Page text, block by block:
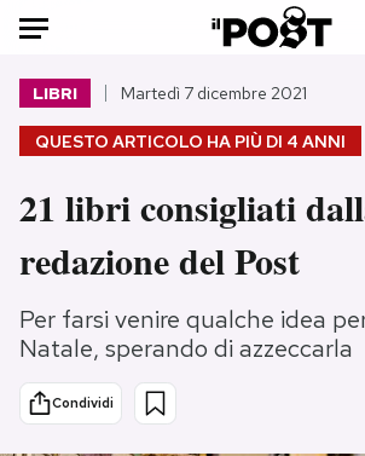
Auto
HOME
Italia
Politica
Tecnologia
Internet
Cultura
Moda
Storie/
Ok
QUESTO ARTICOLO HA PIÙ DI 4 ANNI
LIBRI Martedì 7 dicembre 2021
21 libri consigliati
redazione del Post
Per farsi venire qualche idea
Natale, sperando di azzeccarla
Condividi